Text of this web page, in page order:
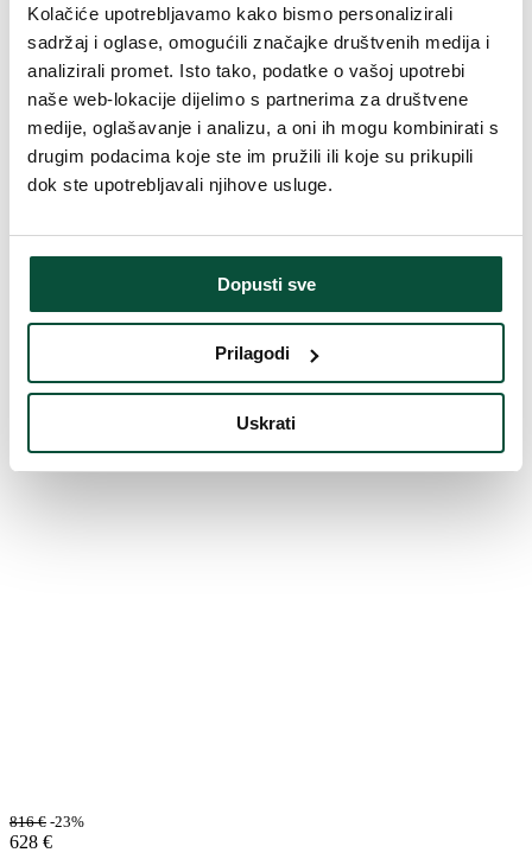
Kolačiće upotrebljavamo kako bismo personalizirali
sadržaj i oglase, omogućili značajke društvenih medija i
analizirali promet. Isto tako, podatke o vašoj upotrebi
naše web-lokacije dijelimo s partnerima za društvene
medije, oglašavanje i analizu, a oni ih mogu kombinirati s
drugim podacima koje ste im pružili ili koje su prikupili
dok ste upotrebljavali njihove usluge.
Dopusti sve
Prilagodi
Uskrati
5,0 1×
590€
Umjetno božićno drvce 3D Sibirska Jela
270cm 700LED
Na lageru
816€ -23%
628 €